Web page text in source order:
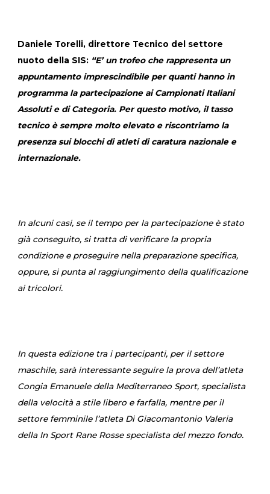
Daniele Torelli, direttore Tecnico del settore
nuoto della SIS: “E’ un trofeo che rappresenta un
appuntamento imprescindibile per quanti hanno in
programma la partecipazione ai Campionati Italiani
Assoluti e di Categoria. Per questo motivo, il tasso
tecnico è sempre molto elevato e riscontriamo la
presenza sui blocchi di atleti di caratura nazionale e
internazionale.
In alcuni casi, se il tempo per la partecipazione è stato
già conseguito, si tratta di verificare la propria
condizione e proseguire nella preparazione specifica,
oppure, si punta al raggiungimento della qualificazione
ai tricolori.
In questa edizione tra i partecipanti, per il settore
maschile, sarà interessante seguire la prova dell’atleta
Congia Emanuele della Mediterraneo Sport, specialista
della velocità a stile libero e farfalla, mentre per il
settore femminile l’atleta Di Giacomantonio Valeria
della In Sport Rane Rosse specialista del mezzo fondo.